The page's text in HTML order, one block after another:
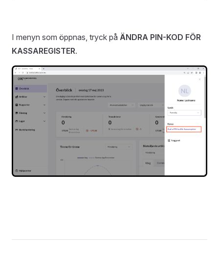
I menyn som öppnas, tryck på ÄNDRA PIN-KOD FÖR
KASSAREGISTER.